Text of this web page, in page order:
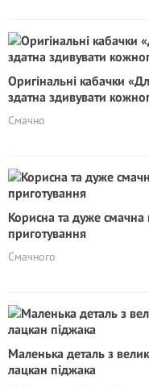
Оригінальні кабачки
здатна здивувати
Смачно
Корисна та дуже смачна
приготування
Смачного
Маленька деталь з
лацкан піджака